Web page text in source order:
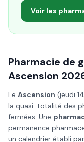
Voir les
Pharmacie de
Ascension
Le Ascension (jeudi
la quasi-totalité des
fermées. Une
permanence
un calendrier établi